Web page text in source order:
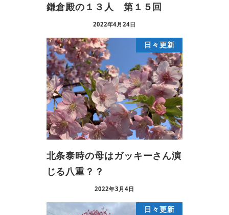
鎌倉殿の１３人 第１５回
2022年4月24日
日々更新
北条泰時の母はガッキーさん演
じる八重？？
2022年3月4日
日々更新